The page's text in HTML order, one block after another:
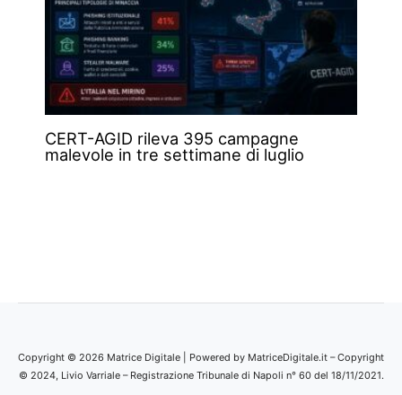
CERT-AGID rileva 395 campagne
malevole in tre settimane di luglio
Copyright © 2026 Matrice Digitale | Powered by MatriceDigitale.it – Copyright
© 2024, Livio Varriale – Registrazione Tribunale di Napoli n° 60 del 18/11/2021.